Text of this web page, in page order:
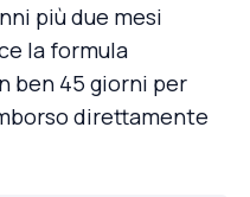
più due mesi
la formula
ben 45 giorni per
direttamente